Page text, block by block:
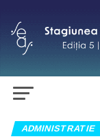
ADMINISTRATIE